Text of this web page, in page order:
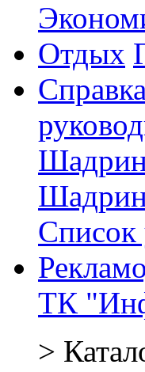
Отдых
Справка
Список
ТК
>